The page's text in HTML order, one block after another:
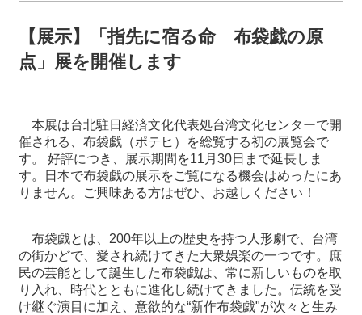
セ
つ
い
て
情
報
と
申
【展示】「指先に宿る命 布袋戯の原
点」展を開催します
本展は台北駐日経済文化代表処台湾文化センターで開
催される、布袋戯（ポテヒ）を総覧する初の展覧会で
す。 好評につき、展示期間を11月30日まで延長しま
す。日本で布袋戯の展示をご覧になる機会はめったにあ
りません。ご興味ある方はぜひ、お越しください！
布袋戯とは、200年以上の歴史を持つ人形劇で、台湾
の街かどで、愛され続けてきた大衆娯楽の一つです。庶
民の芸能として誕生した布袋戯は、常に新しいものを取
り入れ、時代とともに進化し続けてきました。伝統を受
け継ぐ演目に加え、意欲的な“新作布袋戯"が次々と生み